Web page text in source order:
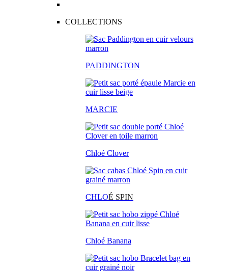
COLLECTIONS
PADDINGTON
MARCIE
Chloé Clover
CHLOÉ SPIN
Chloé Banana